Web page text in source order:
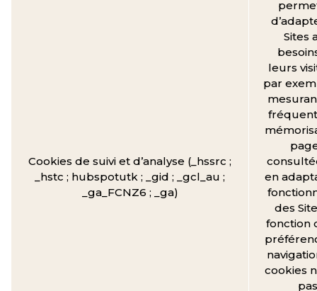
Cookies de suivi et d’analyse (_hssrc ;
_hstc ; hubspotutk ; _gid ; _gcl_au ;
_ga_FCNZ6 ; _ga)
Sites
leurs
par
en
des
fonction
cookies
pas